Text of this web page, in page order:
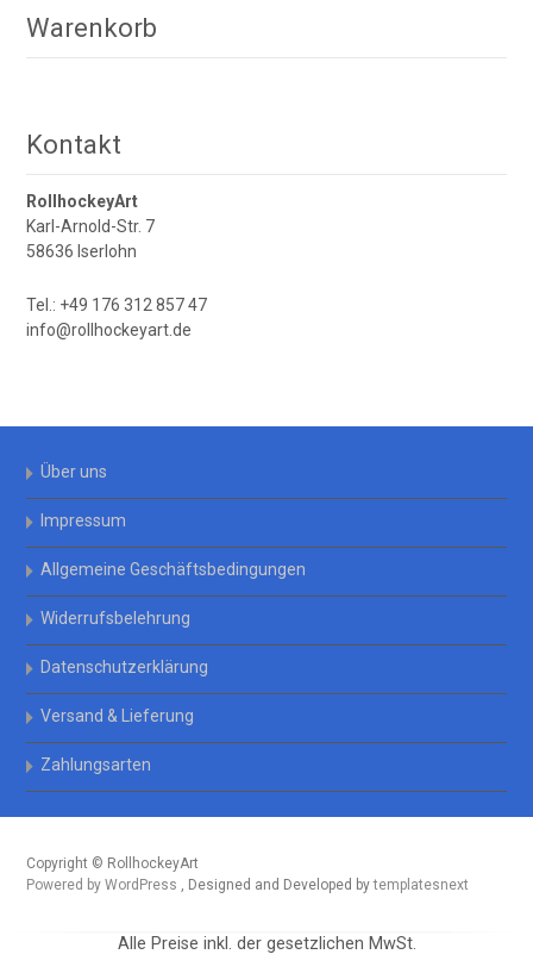
Varianten
auf.
auf
Produktseite
gewählt
Warenkorb
Kontakt
RollhockeyArt
Karl-Arnold-Str. 7
58636 Iserlohn
Tel.: +49 176 312 857 47
info@rollhockeyart.de
Über uns
Impressum
Allgemeine Geschäftsbedingungen
Widerrufsbelehrung
Datenschutzerklärung
Versand & Lieferung
Zahlungsarten
Copyright © RollhockeyArt
Powered by WordPress
, Designed and Developed bytemplatesnext
Alle Preise inkl. der gesetzlichen MwSt.